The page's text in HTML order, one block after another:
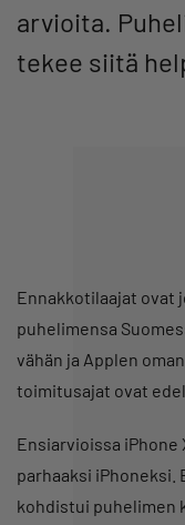
arvioita.
tekee siitä
Ennakkotilaajat ovat
puhelimensa
vähän ja Applen
toimitusajat ovat
Ensiarvioissa iPhone
parhaaksi
kohdistui puhelimen